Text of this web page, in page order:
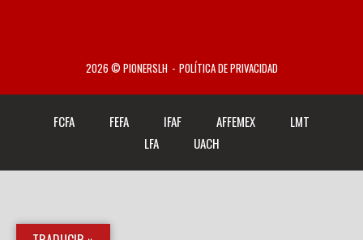
2026 © PIONERSLH POLÍTICA DE PRIVACIDAD
FCFA FEFA IFAF AFFEMEX
LMT
LFA
UACH